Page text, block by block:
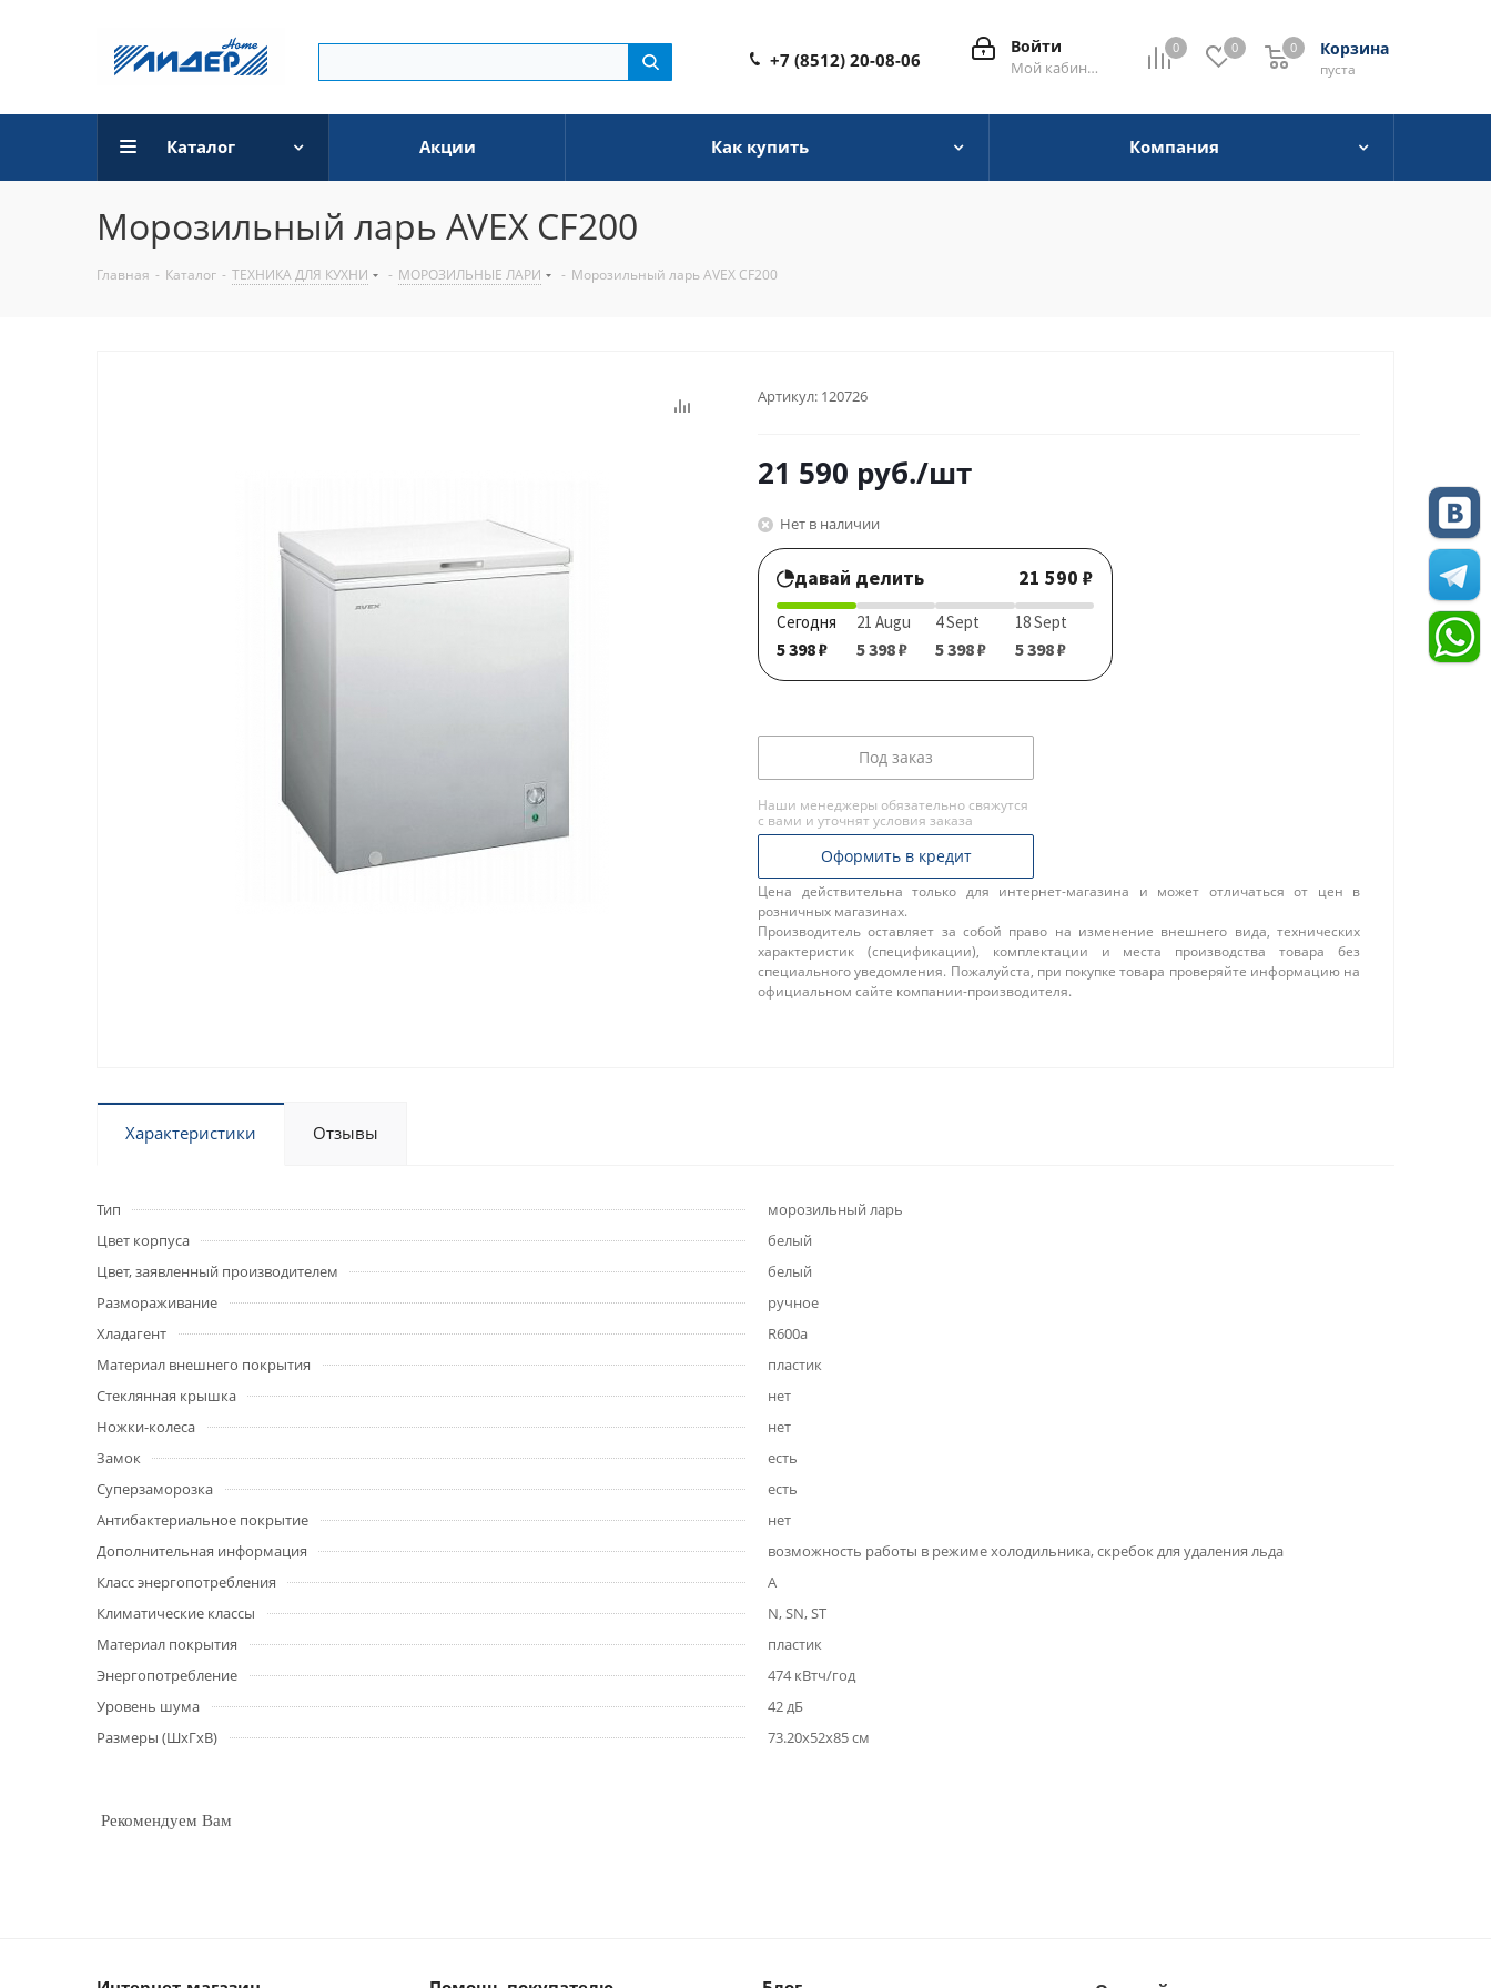
0 0 Корзина
0
пуста
0
Войти
Мой кабинет
+7 (8512) 20-08-06
Каталог Акции Как купить Компания
Морозильный ларь AVEX CF200
Главная - Каталог - ТЕХНИКА ДЛЯ КУХНИ - МОРОЗИЛЬНЫЕ ЛАРИ - Морозильный ларь AVEX CF200
Артикул: 120726
21 590 руб./шт
Нет в наличии
давай делить 21 590 ₽
Сегодня
5 398 ₽
21 Augu
5 398 ₽
4 Sept
5 398 ₽
18 Sept
5 398 ₽
Под заказ
Наши менеджеры обязательно свяжутся
с вами и уточнят условия заказа
Оформить в кредит
Цена действительна только для интернет-магазина и может отличаться от цен в
розничных магазинах.
Производитель оставляет за собой право на изменение внешнего вида, технических
характеристик (спецификации), комплектации и места производства товара без
специального уведомления. Пожалуйста, при покупке товара проверяйте информацию на
официальном сайте компании-производителя.
Характеристики Отзывы
Тип
морозильный ларь
Цвет корпуса
белый
Цвет, заявленный производителем
белый
Размораживание
ручное
Хладагент
R600a
Материал внешнего покрытия
пластик
Стеклянная крышка
нет
Ножки-колеса
нет
Замок
есть
Суперзаморозка
есть
Антибактериальное покрытие
нет
Дополнительная информация
возможность работы в режиме холодильника, скребок для удаления льда
Класс энергопотребления
A
Климатические классы
N, SN, ST
Материал покрытия
пластик
Энергопотребление
474 кВтч/год
Уровень шума
42 дБ
Размеры (ШхГхВ)
73.20х52х85 см
Рекомендуем Вам